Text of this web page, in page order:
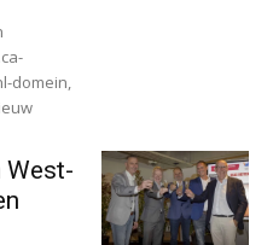
domein,
West-